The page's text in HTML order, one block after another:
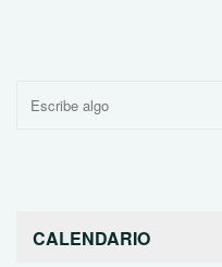
Buscar
CALENDARIO